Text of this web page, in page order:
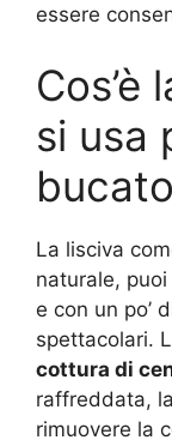
essere
Cos’è
si usa
La lisciva
naturale,
e con un po’
spettacolari.
cottura di
raffreddata,
rimuovere la